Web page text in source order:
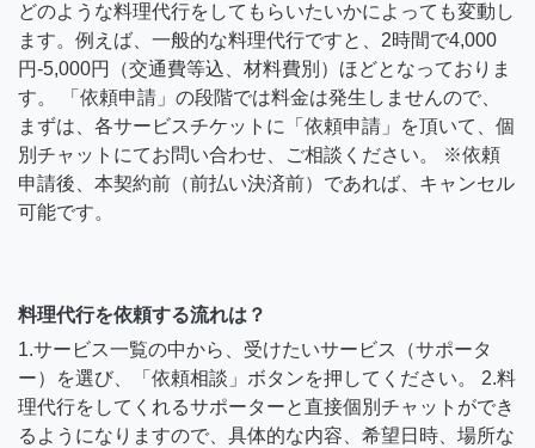
どのような料理代行をしてもらいたいかによっても変動し
ます。例えば、一般的な料理代行ですと、2時間で4,000
円-5,000円（交通費等込、材料費別）ほどとなっておりま
す。 「依頼申請」の段階では料金は発生しませんので、
まずは、各サービスチケットに「依頼申請」を頂いて、個
別チャットにてお問い合わせ、ご相談ください。 ※依頼
申請後、本契約前（前払い決済前）であれば、キャンセル
可能です。
料理代行を依頼する流れは？
1.サービス一覧の中から、受けたいサービス（サポータ
ー）を選び、「依頼相談」ボタンを押してください。 2.料
理代行をしてくれるサポーターと直接個別チャットができ
るようになりますので、具体的な内容、希望日時、場所な